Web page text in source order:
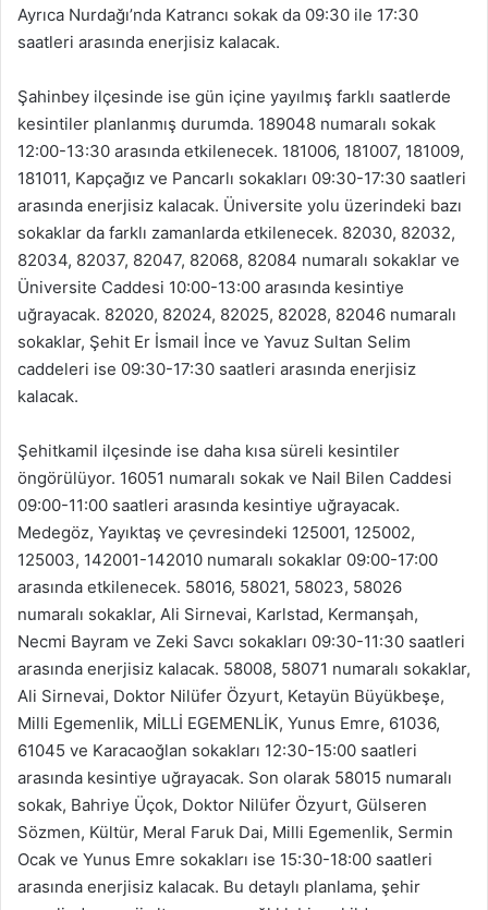
Ayrıca Nurdağı’nda Katrancı sokak da 09:30 ile 17:30
saatleri arasında enerjisiz kalacak.
Şahinbey ilçesinde ise gün içine yayılmış farklı saatlerde
kesintiler planlanmış durumda. 189048 numaralı sokak
12:00-13:30 arasında etkilenecek. 181006, 181007, 181009,
181011, Kapçağız ve Pancarlı sokakları 09:30-17:30 saatleri
arasında enerjisiz kalacak. Üniversite yolu üzerindeki bazı
sokaklar da farklı zamanlarda etkilenecek. 82030, 82032,
82034, 82037, 82047, 82068, 82084 numaralı sokaklar ve
Üniversite Caddesi 10:00-13:00 arasında kesintiye
uğrayacak. 82020, 82024, 82025, 82028, 82046 numaralı
sokaklar, Şehit Er İsmail İnce ve Yavuz Sultan Selim
caddeleri ise 09:30-17:30 saatleri arasında enerjisiz
kalacak.
Şehitkamil ilçesinde ise daha kısa süreli kesintiler
öngörülüyor. 16051 numaralı sokak ve Nail Bilen Caddesi
09:00-11:00 saatleri arasında kesintiye uğrayacak.
Medegöz, Yayıktaş ve çevresindeki 125001, 125002,
125003, 142001-142010 numaralı sokaklar 09:00-17:00
arasında etkilenecek. 58016, 58021, 58023, 58026
numaralı sokaklar, Ali Sirnevai, Karlstad, Kermanşah,
Necmi Bayram ve Zeki Savcı sokakları 09:30-11:30 saatleri
arasında enerjisiz kalacak. 58008, 58071 numaralı sokaklar,
Ali Sirnevai, Doktor Nilüfer Özyurt, Ketayün Büyükbeşe,
Milli Egemenlik, MİLLİ EGEMENLİK, Yunus Emre, 61036,
61045 ve Karacaoğlan sokakları 12:30-15:00 saatleri
arasında kesintiye uğrayacak. Son olarak 58015 numaralı
sokak, Bahriye Üçok, Doktor Nilüfer Özyurt, Gülseren
Sözmen, Kültür, Meral Faruk Dai, Milli Egemenlik, Sermin
Ocak ve Yunus Emre sokakları ise 15:30-18:00 saatleri
arasında enerjisiz kalacak. Bu detaylı planlama, şehir